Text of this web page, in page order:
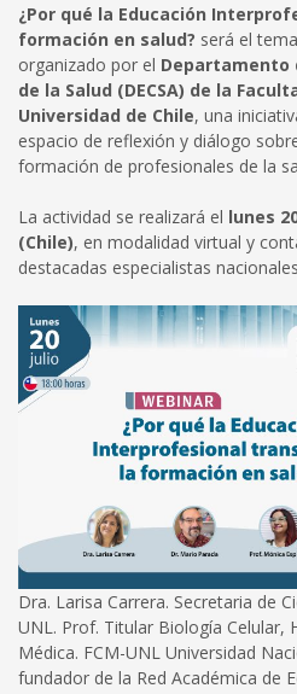
¿Por qué la Educación
formación en salud? será el
organizado por el Departamento
de la Salud (DECSA) de la
Universidad de Chile, una
espacio de reflexión y diálogo
formación de profesionales de la
La actividad se realizará el lunes
(Chile), en modalidad virtual y
destacadas especialistas
Dra. Larisa Carrera. Secretaria de
UNL. Prof. Titular Biología Celular,
Médica. FCM-UNL Universidad
fundador de la Red Académica de